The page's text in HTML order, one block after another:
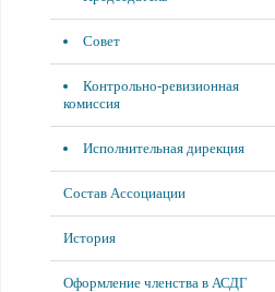
Совет
Контрольно-ревизионная
комиссия
Исполнительная дирекция
Состав Ассоциации
История
Оформление членства в АСДГ